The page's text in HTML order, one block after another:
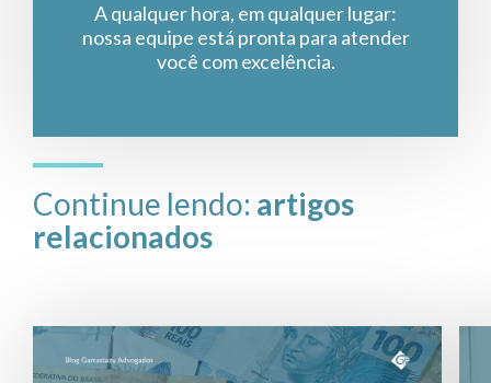
A qualquer hora, em qualquer lugar:
nossa equipe está pronta para atender
você com excelência.
Continue lendo: artigos
relacionados